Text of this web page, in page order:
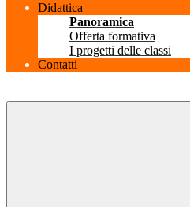
Didattica
Panoramica
Offerta formativa
I progetti delle classi
Contatti